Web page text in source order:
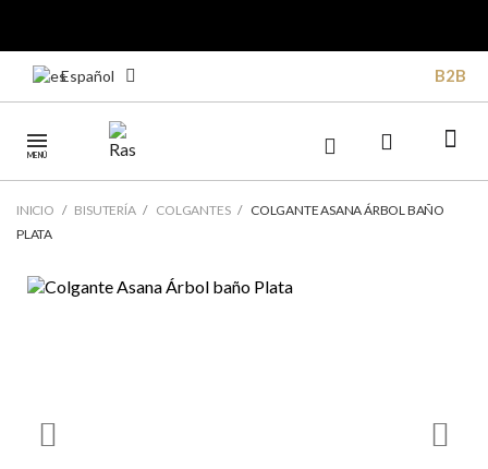
Español B2B
MENÚ
INICIO BISUTERÍA COLGANTES
COLGANTE ASANA ÁRBOL BAÑO
PLATA